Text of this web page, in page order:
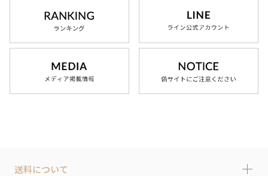
送料について